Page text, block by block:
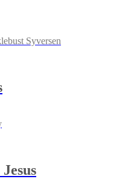
Syversen